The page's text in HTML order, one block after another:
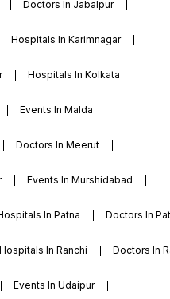
Doctors In Jabalpur
Hospitals In Karimnagar
Hospitals In Kolkata
Events In Malda
Doctors In Meerut
Events In Murshidabad
In Patna Doctors In
Hospitals In Ranchi Doctors In
Events In Udaipur